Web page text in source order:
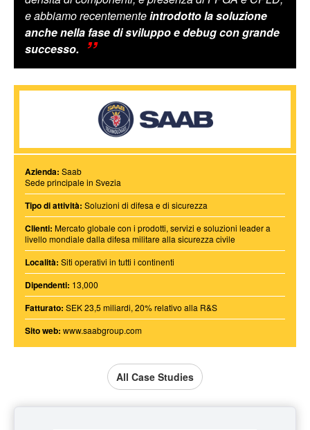
e abbiamo recentementeintrodotto la soluzione
anche nella fase di sviluppo e debug con grande
successo.
Azienda: Saab
Sede principale in Svezia
Tipo di attività: Soluzioni di difesa e di sicurezza
Clienti: Mercato globale con i prodotti, servizi e soluzioni leader a
livello mondiale dalla difesa militare alla sicurezza civile
Località: Siti operativi in tutti i continenti
Dipendenti: 13,000
Fatturato: SEK 23,5 miliardi, 20% relativo alla R&S
Sito web: www.saabgroup.com
All Case Studies